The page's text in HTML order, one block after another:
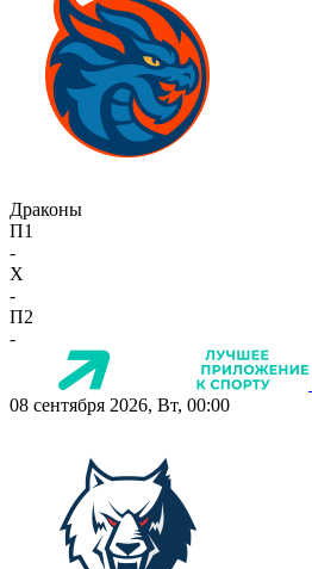
Драконы
П1
-
X
-
П2
-
08 сентября 2026, Вт, 00:00